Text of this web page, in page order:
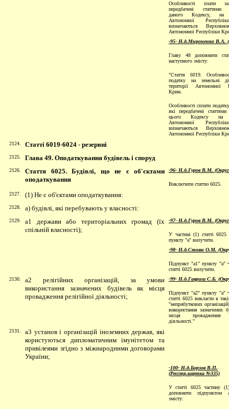
Особливості плати
передбачені статтями
даного Кодексу, на
Автономної
визначаються
Автономної Республіки
-95- Н.д.Мироненко В.А.
Главу 48 доповнити
наступного змісту:
"Стаття 6019.
податку на земельні
території Автономної
Крим.
Особливості сплати
які передбачені
цього Кодексу на
Автономної
визначаються
Автономної Республіки
2124.
Статті 6019-6024 - резервні
2125. Глава 49. Оподаткування будівель і споруд
2126.
Стаття 6025. Будівлі, що не є об'єктами
оподаткування
-96- Н.д.Гуров В.М.
Виключити статтю 6025.
2127.
(1) Не є об'єктами оподаткування:
2128. а) будівлі, які перебувають у власності:
2129. а1 держави або територіальних громад
(їх
спільній власності);
-97- Н.д.Гуров В.М.
У частині (1) статті 6025
пункту "а" вилучити.
-98- Н.д.Стоян О.М.
Підпункт "а1" пункту "а"
статті 6025 вилучити.
2130.
а2 релігійних організацій, за умови
використання зазначених будівель як місця
провадження релігійної діяльності;
-99- Н.д.Гавриш С.Б.
Підпункт "а2" пункту "а"
статті 6025 викласти в
"неприбуткових
використання зазначених
місця провадження
діяльності."
2131.
а3 установ і організацій іноземних держав, які
користуються дипломатичним імунітетом та
привілеями згідно з міжнародними договорами
України;
-100- Н.д.Борзов В.П.
(Реєстр.картка №335)
У статті 6025 частину
доповнити підпунктом
змісту: